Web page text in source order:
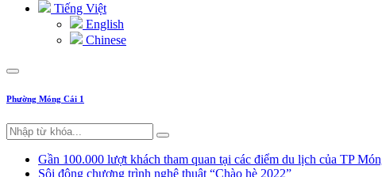
Tiếng Việt
English
Chinese
Phường Móng Cái 1
Gần 100.000 lượt khách tham quan tại các điểm du lịch của TP
Sôi động chương trình nghệ thuật “Chào hè 2022”